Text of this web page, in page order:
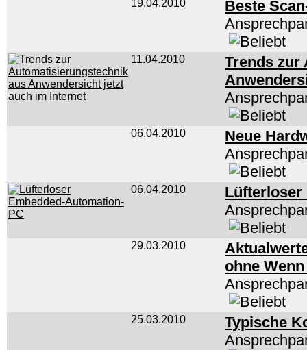
19.04.2010
Beste
11.04.2010
Trends zur
06.04.2010
Neue
06.04.2010
Lüfterloser
29.03.2010
ohne
25.03.2010
Typische